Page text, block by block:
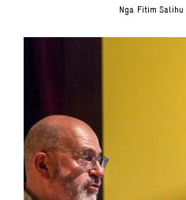
Nga Fitim Salihu